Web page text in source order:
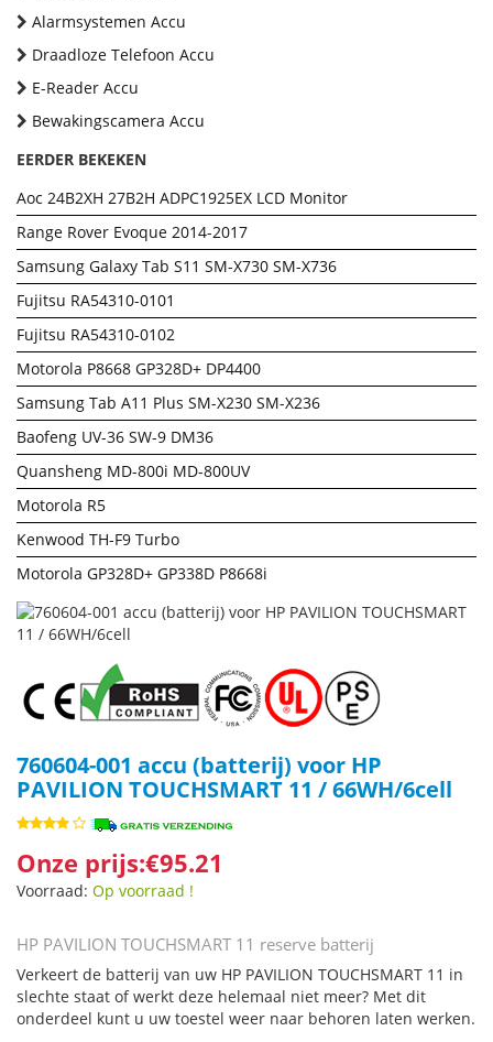
Alarmsystemen Accu
Draadloze Telefoon Accu
E-Reader Accu
Bewakingscamera Accu
EERDER BEKEKEN
Aoc 24B2XH 27B2H ADPC1925EX LCD Monitor
Range Rover Evoque 2014-2017
Samsung Galaxy Tab S11 SM-X730 SM-X736
Fujitsu RA54310-0101
Fujitsu RA54310-0102
Motorola P8668 GP328D+ DP4400
Samsung Tab A11 Plus SM-X230 SM-X236
Baofeng UV-36 SW-9 DM36
Quansheng MD-800i MD-800UV
Motorola R5
Kenwood TH-F9 Turbo
Motorola GP328D+ GP338D P8668i
760604-001 accu (batterij) voor HP
PAVILION TOUCHSMART 11 / 66WH/6cell
Onze prijs:€95.21
Voorraad: Op voorraad !
HP PAVILION TOUCHSMART 11 reserve batterij
Verkeert de batterij van uw HP PAVILION TOUCHSMART 11 in
slechte staat of werkt deze helemaal niet meer? Met dit
onderdeel kunt u uw toestel weer naar behoren laten werken.